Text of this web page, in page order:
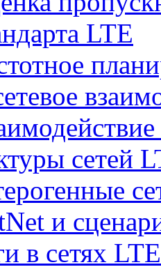
LTE
сетей
и
в сетях LTE